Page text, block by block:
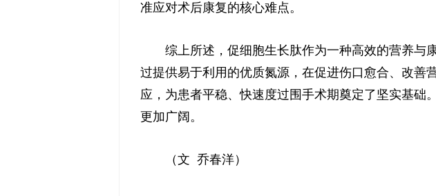
准应对术后康复的核心难点。
综上所述，促细胞生长肽作为一种高效的营养与
过提供易于利用的优质氮源，在促进伤口愈合、改善
应，为患者平稳、快速度过围手术期奠定了坚实基础
更加广阔。
（文 乔春洋）